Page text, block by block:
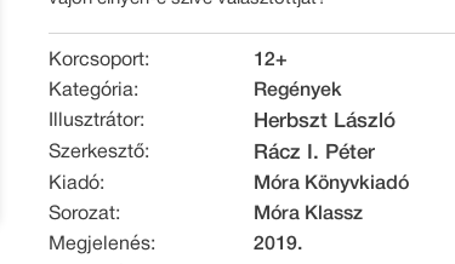
Korcsoport:
12+
Kategória:
Regények
Illusztrátor:
Herbszt László
Szerkesztő: Rácz I. Péter
Kiadó:
Móra Könyvkiadó
Sorozat:
Móra Klassz
Megjelenés:
2019.